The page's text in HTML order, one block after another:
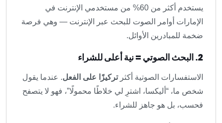
يستخدم أكثر من 60% من مستخدمي الإنترنت في
الإمارات أوامر الصوت للبحث عبر الإنترنت — وهي فرصة
ضخمة للمبادرين الأوائل.
2. البحث الصوتي = نية أعلى للشراء
الاستفسارات الصوتية أكثرتركيزًا على الفعل. عندما يقول
شخص ما، “أليكسا، اشترِ لي خلاطًا محمولًا”، فهو لا يتصفح
فحسب، بل هو جاهز للشراء.